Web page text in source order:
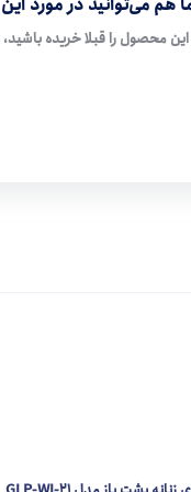
این محصول را قبلا خریده